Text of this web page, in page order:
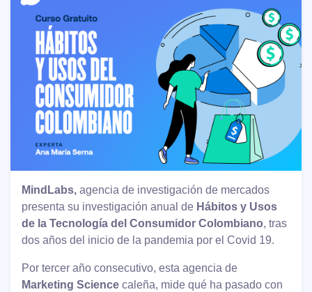
MindLabs, agencia de investigación de mercados
presenta su investigación anual de Hábitos y Usos
de la Tecnología del Consumidor Colombiano, tras
dos años del inicio de la pandemia por el Covid 19.
Por tercer año consecutivo, esta agencia de
Marketing Science caleña, mide qué ha pasado con